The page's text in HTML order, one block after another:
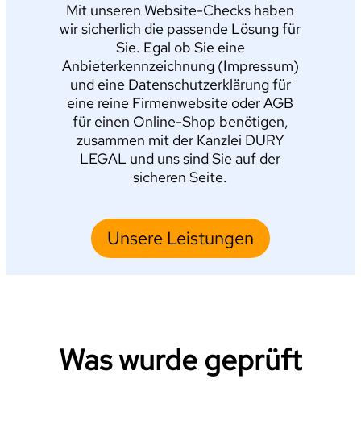
Mit unseren Website-Checks haben
wir sicherlich die passende Lösung für
Sie. Egal ob Sie eine
Anbieterkennzeichnung (Impressum)
und eine Datenschutzerklärung für
eine reine Firmenwebsite oder AGB
für einen Online-Shop benötigen,
zusammen mit der Kanzlei DURY
LEGAL und uns sind Sie auf der
sicheren Seite.
Unsere Leistungen
Was wurde geprüft